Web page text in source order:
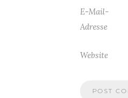
E-Mail-
Adresse
Website